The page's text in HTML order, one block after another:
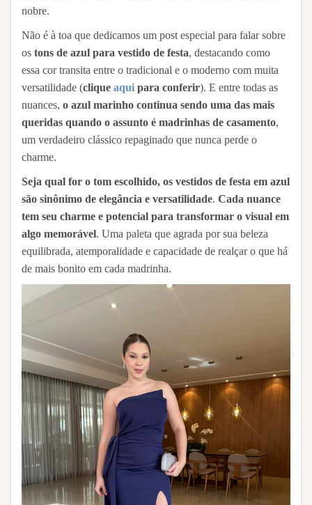
nobre.
Não é à toa que dedicamos um post especial para falar sobre
os tons de azul para vestido de festa, destacando como
essa cor transita entre o tradicional e o moderno com muita
versatilidade (clique aqui para conferir). E entre todas as
nuances, o azul marinho continua sendo uma das mais
queridas quando o assunto é madrinhas de casamento,
um verdadeiro clássico repaginado que nunca perde o
charme.
Seja qual for o tom escolhido, os vestidos de festa em azul
são sinônimo de elegância e versatilidade. Cada nuance
tem seu charme e potencial para transformar o visual em
algo memorável. Uma paleta que agrada por sua beleza
equilibrada, atemporalidade e capacidade de realçar o que há
de mais bonito em cada madrinha.